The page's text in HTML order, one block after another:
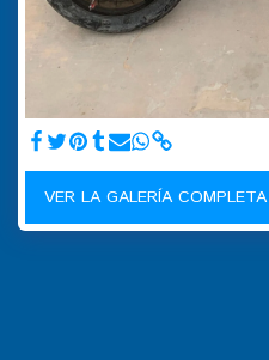
VER LA GALERÍA COMPLETA